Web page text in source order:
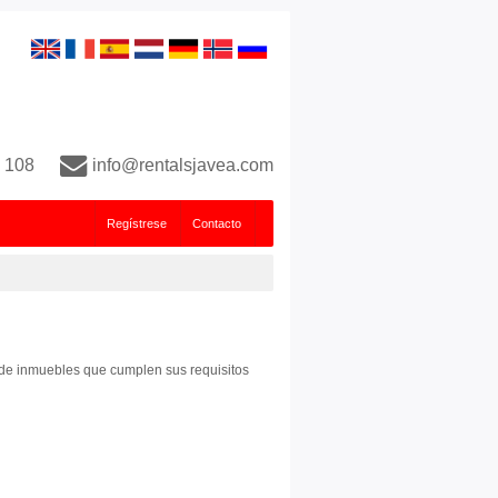
108 info@rentalsjavea.com
Regístrese Contacto
inmuebles que cumplen sus requisitos